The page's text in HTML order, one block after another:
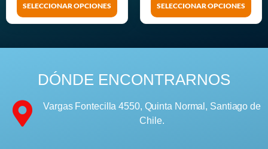
SELECCIONAR OPCIONES SELECCIONAR OPCIONES
DÓNDE ENCONTRARNOS
Vargas Fontecilla 4550, Quinta Normal, Santiago de
Chile.